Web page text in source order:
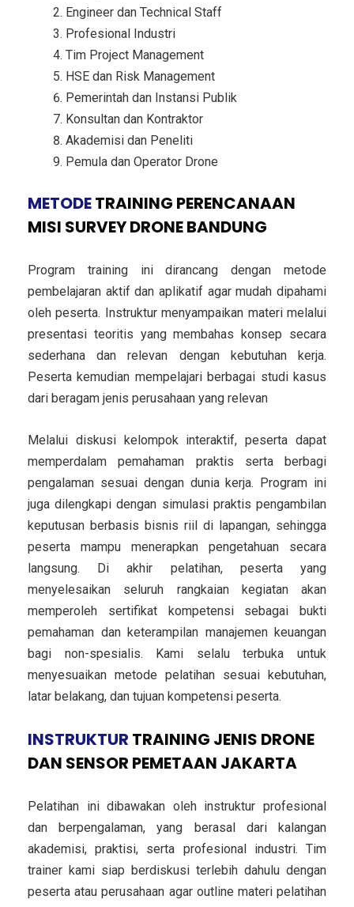
Engineer dan Technical Staff
Profesional Industri
Tim Project Management
HSE dan Risk Management
Pemerintah dan Instansi Publik
Konsultan dan Kontraktor
Akademisi dan Peneliti
Pemula dan Operator Drone
METODETRAINING PERENCANAAN
MISI SURVEY DRONE BANDUNG
Program training ini dirancang dengan metode
pembelajaran aktif dan aplikatif agar mudah dipahami
oleh peserta. Instruktur menyampaikan materi melalui
presentasi teoritis yang membahas konsep secara
sederhana dan relevan dengan kebutuhan kerja.
Peserta kemudian mempelajari berbagai studi kasus
dari beragam jenis perusahaan yang relevan
Melalui diskusi kelompok interaktif, peserta dapat
memperdalam pemahaman praktis serta berbagi
pengalaman sesuai dengan dunia kerja. Program ini
juga dilengkapi dengan simulasi praktis pengambilan
keputusan berbasis bisnis riil di lapangan, sehingga
peserta mampu menerapkan pengetahuan secara
langsung. Di akhir pelatihan, peserta yang
menyelesaikan seluruh rangkaian kegiatan akan
memperoleh sertifikat kompetensi sebagai bukti
pemahaman dan keterampilan manajemen keuangan
bagi non-spesialis. Kami selalu terbuka untuk
menyesuaikan metode pelatihan sesuai kebutuhan,
latar belakang, dan tujuan kompetensi peserta.
INSTRUKTUR TRAINING JENIS DRONE
DAN SENSOR PEMETAAN JAKARTA
Pelatihan ini dibawakan oleh instruktur profesional
dan berpengalaman, yang berasal dari kalangan
akademisi, praktisi, serta profesional industri. Tim
trainer kami siap berdiskusi terlebih dahulu dengan
peserta atau perusahaan agar outline materi pelatihan